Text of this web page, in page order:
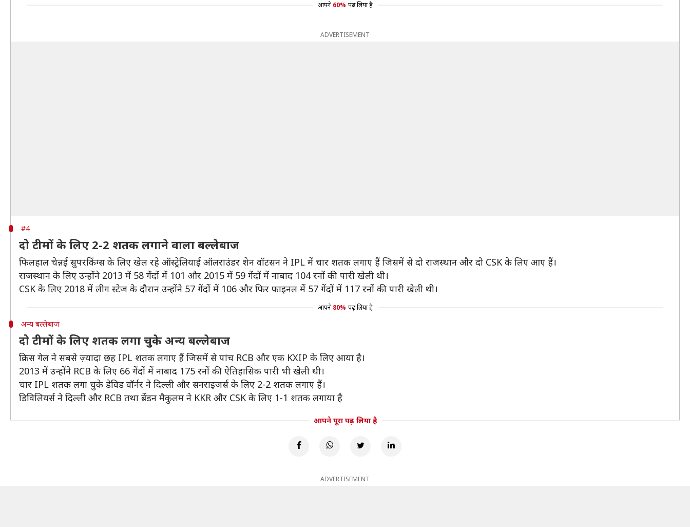
आपने 60% पढ़ लिया है
ADVERTISEMENT
#4
दो टीमों के लिए 2-2 शतक लगाने वाला बल्लेबाज
फिलहाल चेन्नई सुपरकिंग्स के लिए खेल रहे ऑस्ट्रेलियाई ऑलराउंडर शेन वॉटसन ने IPL में चार शतक लगाए हैं जिसमें से दो राजस्थान और दो CSK के लिए आए हैं।
राजस्थान के लिए उन्होंने 2013 में 58 गेंदों में 101 और 2015 में 59 गेंदों में नाबाद 104 रनों की पारी खेली थी।
CSK के लिए 2018 में लीग स्टेज के दौरान उन्होंने 57 गेंदों में 106 और फिर फाइनल में 57 गेंदों में 117 रनों की पारी खेली थी।
आपने 80% पढ़ लिया है
अन्य बल्लेबाज
दो टीमों के लिए शतक लगा चुके अन्य बल्लेबाज
क्रिस गेल ने सबसे ज़्यादा छह IPL शतक लगाए हैं जिसमें से पांच RCB और एक KXIP के लिए आया है।
2013 में उन्होंने RCB के लिए 66 गेंदों में नाबाद 175 रनों की ऐतिहासिक पारी भी खेली थी।
चार IPL शतक लगा चुके डेविड वॉर्नर ने दिल्ली और सनराइजर्स के लिए 2-2 शतक लगाए हैं।
डिविलियर्स ने दिल्ली और RCB तथा ब्रेंडन मैकुलम ने KKR और CSK के लिए 1-1 शतक लगाया है
आपने पूरा पढ़ लिया है
ADVERTISEMENT